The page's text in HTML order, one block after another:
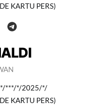
KARTU PERS)
***/*/2025/*/
KARTU PERS)